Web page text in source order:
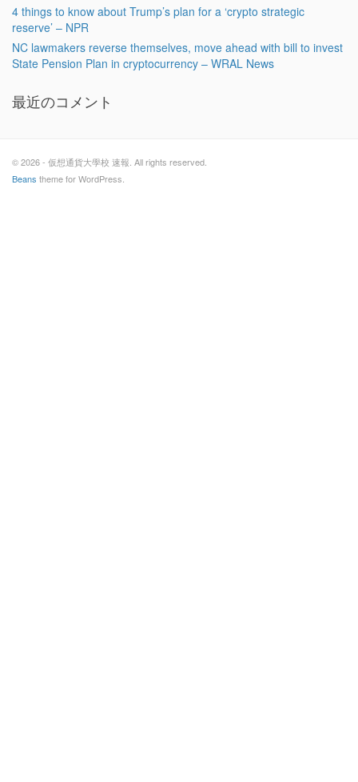
4 things to know about Trump’s plan for a ‘crypto strategic
reserve’ – NPR
NC lawmakers reverse themselves, move ahead with bill to invest
State Pension Plan in cryptocurrency – WRAL News
最近のコメント
© 2026 - 仮想通貨大學校 速報. All rights reserved.
Beans theme for WordPress.